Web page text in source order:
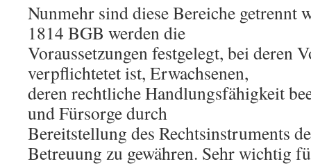
Nunmehr sind diese Bereiche getrennt
1814 BGB werden die
Voraussetzungen festgelegt, bei deren
verpflichtetet ist, Erwachsenen,
deren rechtliche Handlungsfähigkeit
und Fürsorge durch
Bereitstellung des Rechtsinstruments
Betreuung zu gewähren. Sehr wichtig